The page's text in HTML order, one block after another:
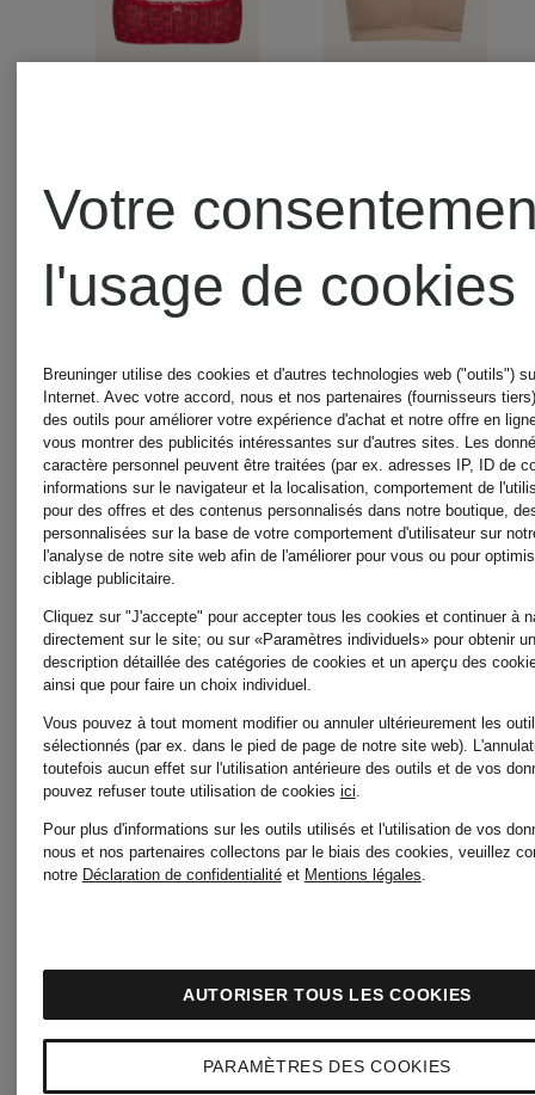
promotionnelle
Match
SKIMS
Bustier
COTON
LÉGER
24,99 €
Meilleur prix:
21,24 €
Initialement:
32 €
Match
Bustier
48 €
Votre
l'usage de cookies
Breuninger utilise des cookies et d'autres technologies web ("outils")
Internet. Avec votre accord, nous et nos partenaires (fournisseurs
des outils pour améliorer votre expérience d'achat et notre offre en
vous montrer des publicités intéressantes sur d'autres sites. Les
caractère personnel peuvent être traitées (par ex. adresses IP, ID de
informations sur le navigateur et la localisation, comportement de
pour des offres et des contenus personnalisés dans notre boutique,
personnalisées sur la base de votre comportement d'utilisateur sur
l'analyse de notre site web afin de l'améliorer pour vous ou pour
ciblage publicitaire.
Cliquez sur "J'accepte" pour accepter tous les cookies et continuer à
directement sur le site; ou sur «Paramètres individuels» pour obtenir
description détaillée des catégories de cookies et un aperçu des
ainsi que pour faire un choix individuel.
Vous pouvez à tout moment modifier ou annuler ultérieurement les
sélectionnés (par ex. dans le pied de page de notre site web).
toutefois aucun effet sur l'utilisation antérieure des outils et de vos
pouvez refuser toute utilisation de cookies ici.
Pour plus d'informations sur les outils utilisés et l'utilisation de vos
nous et nos partenaires collectons par le biais des cookies, veuillez
notre Déclaration de confidentialitéet Mentions légales.
PARAMÈTRES DES COOKIES
AUTORISER TOUS LES COOKIES